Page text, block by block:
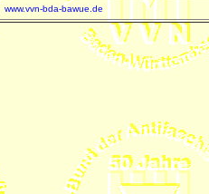
www.vvn-bda-bawue.de